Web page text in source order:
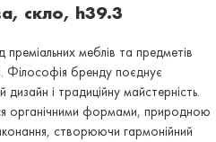
скло, h39.3
меблів та предметів
бренду поєднує
і традиційну майстерність.
органічними формами, природною
створюючи гармонійний